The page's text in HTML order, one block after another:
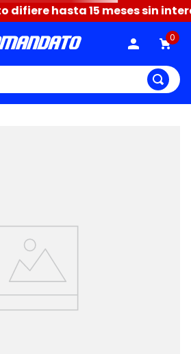
hasta 15 meses sin
0